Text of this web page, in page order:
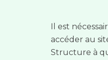
Il est
accéder au
Structure à